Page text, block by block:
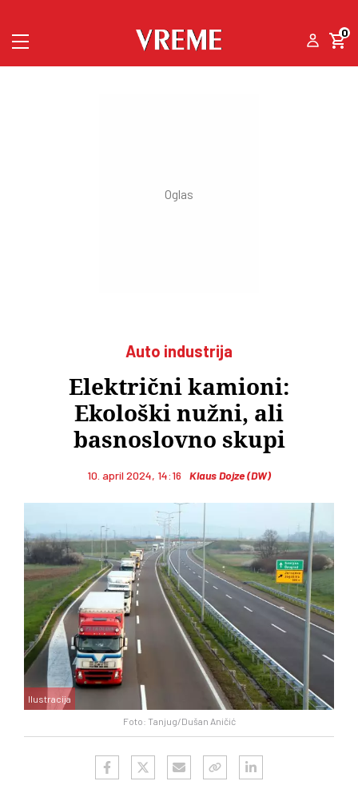
0
Auto industrija
Električni kamioni:
Ekološki nužni, ali
basnoslovno skupi
10. april 2024, 14:16 Klaus Dojze (DW)
Foto: Tanjug/Dušan Aničić
Ilustracija